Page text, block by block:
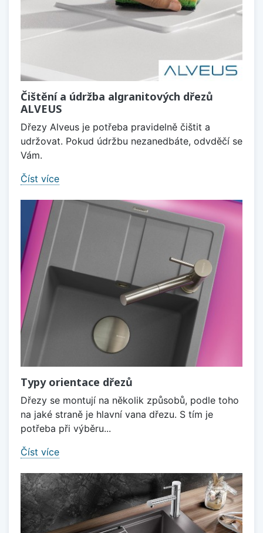
Čištění a údržba algranitových dřezů
ALVEUS
Dřezy Alveus je potřeba pravidelně čištit a
udržovat. Pokud údržbu nezanedbáte, odvděčí se
Vám.
Číst více
Typy orientace dřezů
Dřezy se montují na několik způsobů, podle toho
na jaké straně je hlavní vana dřezu. S tím je
potřeba při výběru...
Číst více